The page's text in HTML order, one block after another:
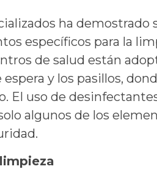
ha demostrado
específicos para la
de salud están
y los pasillos,
El uso de
algunos de los